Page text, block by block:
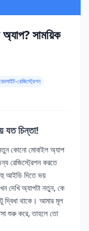
সাময়িক
রেজিস্ট্রেশন
যত চিন্তা!
কোনো মোবাইল অ্যাপ
রেজিস্ট্রেশন করতে
আইডি দিতে ভয়
দেখি অ্যাপটা নতুন, কে
দ্বিধা থাকে। আমার মূল
শুরু করে, তাহলে তো